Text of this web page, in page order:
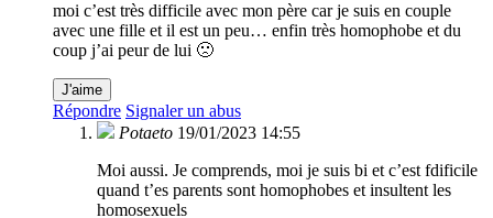
moi c’est très difficile avec mon père car je suis en couple
avec une fille et il est un peu… enfin très homophobe et du
coup j’ai peur de lui 🙁
J'aime
Répondre Signaler un abus
Potaeto 19/01/2023 14:55
Moi aussi. Je comprends, moi je suis bi et c’est fdificile
quand t’es parents sont homophobes et insultent les
homosexuels